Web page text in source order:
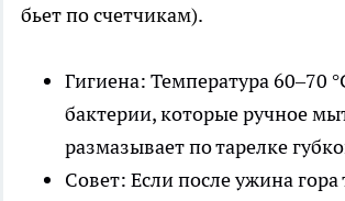
бьет по счетчикам).
Гигиена: Температура 60–70
бактерии, которые ручное
размазывает по тарелке
Совет: Если после ужина гора